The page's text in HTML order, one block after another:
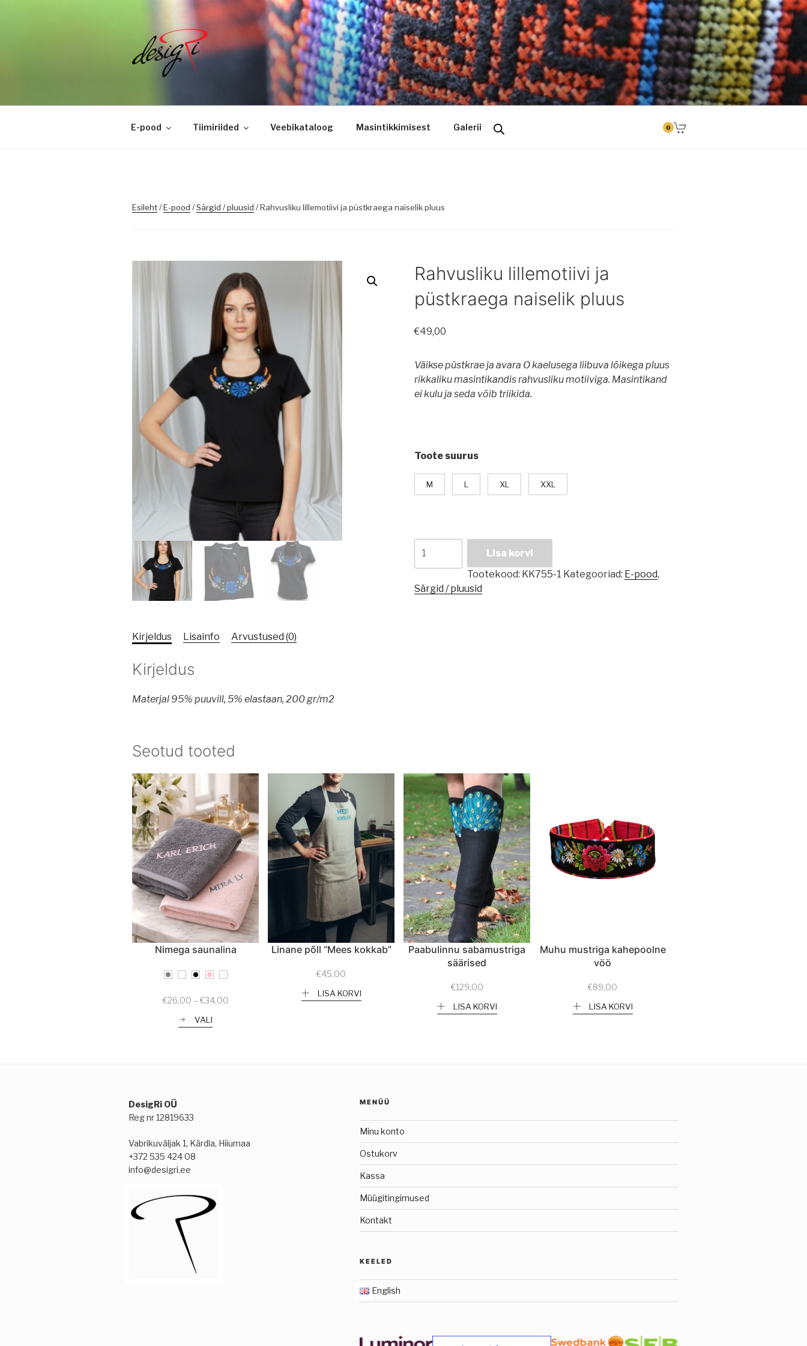
Masintikkimine, tiimiriided, logo riietele tikkimine, kodukoha pusad, personaliseeritud kingitused
E-pood Tiimiriided Veebikataloog Masintikkimisest Galerii 0
Esileht/E-pood /Särgid / pluusid / Rahvusliku lillemotiivi ja püstkraega naiselik pluus
Rahvusliku lillemotiivi ja
püstkraega naiselik pluus
€49,00
Väikse püstkrae ja avara O kaelusega liibuva lõikega pluus
rikkaliku masintikandis rahvusliku motiiviga. Masintikand
ei kulu ja seda võib triikida.
Toote suurus
M L XL XXL
lillemotiivi
püstkraega
Lisa korvi
Tootekood: KK755-1 Kategooriad: E-pood,
Särgid / pluusid
Kirjeldus Lisainfo Arvustused (0)
Kirjeldus
Materjal 95% puuvill, 5% elastaan, 200 gr/m2
Seotud tooted
Nimega saunalina
€26,00 – €34,00Price
VALI
Linane põll “Mees kokkab”
€45,00
LISA KORVI
Paabulinnu sabamustriga
säärised
€129,00
LISA KORVI
Muhu mustriga kahepoolne
vöö
€89,00
LISA KORVI
DesigRi OÜ
Reg nr 12819633
Vabrikuväljak 1, Kärdla, Hiiumaa
+372 535 424 08
info@desigri.ee
MENÜÜ
Minu konto
Ostukorv
Kassa
Müügitingimused
Kontakt
KEELED
English